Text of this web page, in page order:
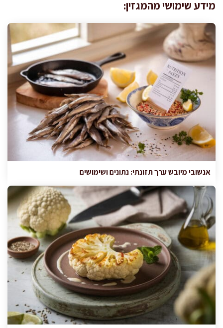
מידע שימושי מהמגזין:
אנשובי מיובש ערך תזונתי: נתונים ושימושים